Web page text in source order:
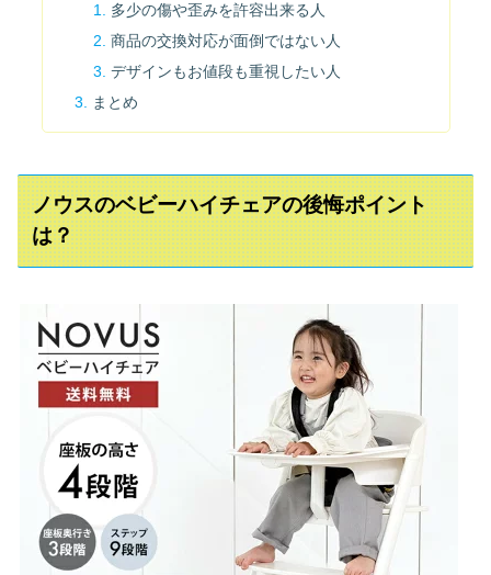
多少の傷や歪みを許容出来る人
商品の交換対応が面倒ではない人
デザインもお値段も重視したい人
まとめ
ノウスのベビーハイチェアの後悔ポイント
は？